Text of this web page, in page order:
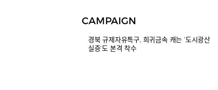
CAMPAIGN
경북 규제자유특구, 희귀금속 캐는 ‘도시광산
실증’도 본격 착수